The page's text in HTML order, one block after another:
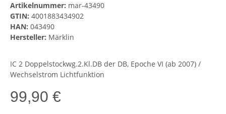
Artikelnummer: mar-43490
GTIN: 4001883434902
HAN: 043490
Hersteller: Märklin
IC 2 Doppelstockwg.2.Kl.DB der DB, Epoche VI (ab 2007) /
Wechselstrom Lichtfunktion
99,90 €